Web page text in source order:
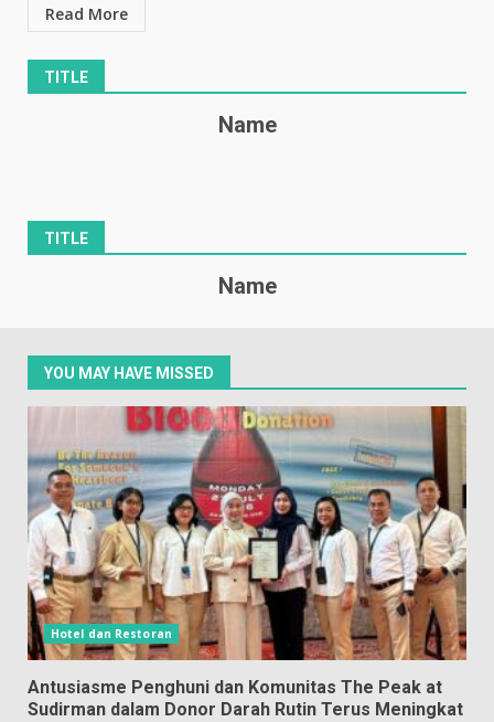
Read More
TITLE
Name
TITLE
Name
YOU MAY HAVE MISSED
Hotel dan Restoran
Antusiasme Penghuni dan Komunitas The Peak at
Sudirman dalam Donor Darah Rutin Terus Meningkat